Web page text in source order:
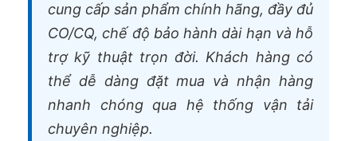
cung cấp sản phẩm chính hãng, đầy đủ
CO/CQ, chế độ bảo hành dài hạn và hỗ
trợ kỹ thuật trọn đời. Khách hàng có
thể dễ dàng đặt mua và nhận hàng
nhanh chóng qua hệ thống vận tải
chuyên nghiệp.